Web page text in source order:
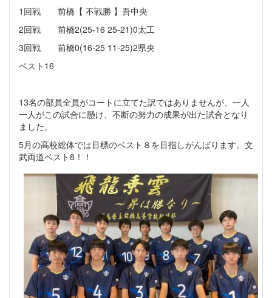
1回戦 前橋【 不戦勝 】吾中央
2回戦 前橋2(25-16 25-21)0太工
3回戦 前橋0(16-25 11-25)2県央
ベスト16
13名の部員全員がコートに立てた訳ではありませんが、一人
一人がこの試合に懸け、不断の努力の成果が出た試合となり
ました。
5月の高校総体では目標のベスト８を目指しがんばります。文
武両道ベスト8！！